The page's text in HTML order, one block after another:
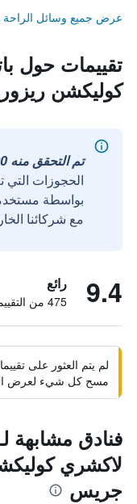
عرض جميع وسائل الراحة
تقييمات حول
كوليكشن
تم التحقق منه 100%
الحجوزات التي
مع شركائنا
9.4 رائع
475 من التقييمات تم التحقق منها
لم يتم العثور على
مسح كل شيء لعرض
فنادق مشابهة
لاكشري
جريس